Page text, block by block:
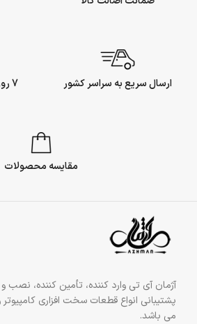
ارسال سریع به سراسر کشور 7 روز ضمانت بازگشت وجه
مقایسه محصولات
آژمان آی تی وارد کننده، تأمین کننده، نصب و
پشتیبانی انواع قطعات سخت افزاری
می باشد.